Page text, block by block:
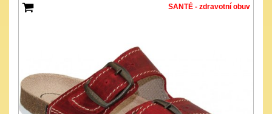
SANTÉ - zdravotní obuv